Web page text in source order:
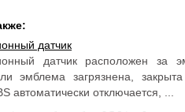
датчик
датчик расположен за
эмблема загрязнена,
автоматически отключается, ...